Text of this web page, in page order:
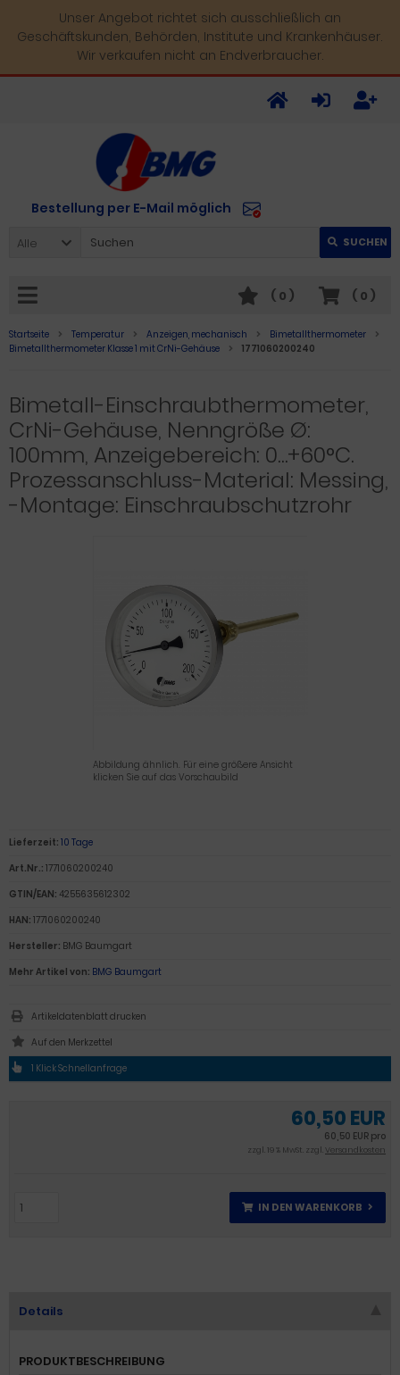
Unser Angebot richtet sich ausschließlich an
Geschäftskunden, Behörden, Institute und Krankenhäuser.
Wir verkaufen nicht an Endverbraucher.
Bestellung per E-Mail möglich
Alle SUCHEN
( 0 )
( 0 )
Startseite Temperatur Anzeigen, mechanisch
Bimetallthermometer
Bimetallthermometer Klasse 1 mit CrNi-Gehäuse
1771060200240
Bimetall-Einschraubthermometer,
CrNi-Gehäuse, Nenngröße Ø:
100mm, Anzeigebereich: 0…+60°C.
Prozessanschluss-Material: Messing,
-Montage: Einschraubschutzrohr
Abbildung ähnlich. Für eine größere Ansicht
klicken Sie auf das Vorschaubild
60,50 EUR
60,50 EUR pro
zzgl. 19 % MwSt. zzgl.Versandkosten
IN DEN WARENKORB
Lieferzeit: 10 Tage
Art.Nr.: 1771060200240
GTIN/EAN: 4255635612302
HAN: 1771060200240
Hersteller: BMG Baumgart
Mehr Artikel von: BMG Baumgart
Artikeldatenblatt drucken
1 Klick Schnellanfrage
Details
PRODUKTBESCHREIBUNG